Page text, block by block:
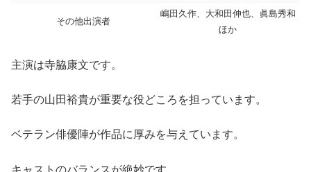
その他出演者
嶋田久作、大和田伸也、眞島秀和
ほか
主演は寺脇康文です。
若手の山田裕貴が重要な役どころを担っています。
ベテラン俳優陣が作品に厚みを与えています。
キャストのバランスが絶妙です。